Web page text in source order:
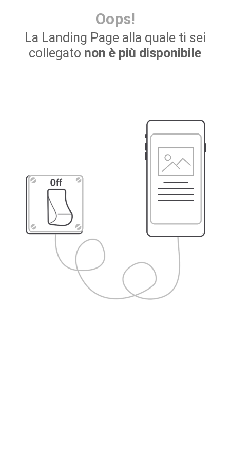
Oops!
La Landing Page alla quale ti sei
collegato non è più disponibile